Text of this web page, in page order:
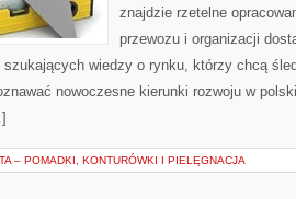
znajdzie rzetelne
przewozu i organizacji
szukających wiedzy o rynku, którzy chcą
nowoczesne kierunki rozwoju w
– POMADKI, KONTURÓWKI I PIELĘGNACJA